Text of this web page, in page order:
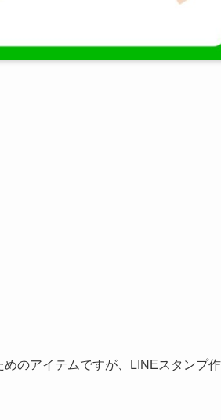
のアイテムですが、LINEスタンプ作